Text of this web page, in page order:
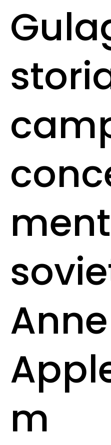
Anne
m